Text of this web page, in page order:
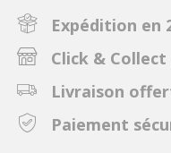
Expédition en
Click & Collect
Livraison
Paiement